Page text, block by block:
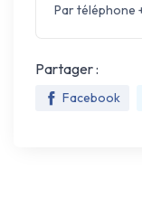
Par téléphone
Partager :
Facebook